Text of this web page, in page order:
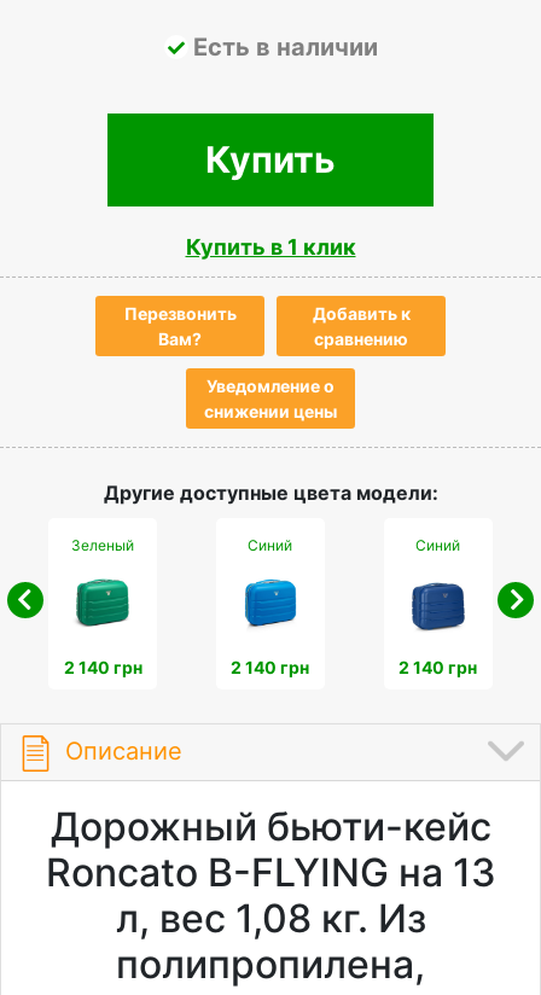
Есть в наличии
Купить
Купить в 1 клик
Перезвонить
Вам?
Добавить к
сравнению
Уведомление о
снижении цены
Другие доступные цвета модели:
Зеленый
2 140 грн
Синий
2 140 грн
Синий
2 140 грн
Описание
Дорожный бьюти-кейс
Roncato B-FLYING на 13
л, вес 1,08 кг. Из
полипропилена,